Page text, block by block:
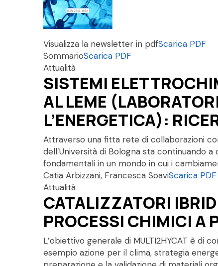
Visualizza la newsletter in pdfScarica PDF
SommarioScarica PDF
Attualità
SISTEMI
AL LEME
L’ENERGETICA):
Attraverso una fitta rete di collaborazioni
dell’Università di Bologna sta continuando
fondamentali in un mondo in cui i
Catia Arbizzani, Francesca SoaviScarica PDF
Attualità
CATALIZZATORI
PROCESSI CHIMICI A
L’obiettivo generale di MULTI2HYCAT è di
esempio azione per il clima, strategia